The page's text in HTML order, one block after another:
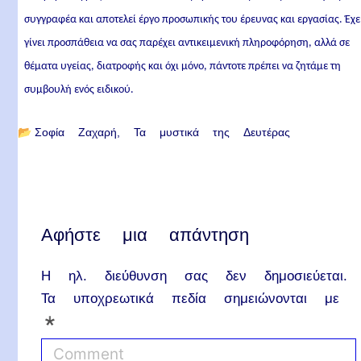
συγγραφέα και αποτελεί έργο προσωπικής του έρευνας και εργασίας.
γίνει προσπάθεια να σας παρέχει αντικειμενική πληροφόρηση, αλλά σε
θέματα υγείας, διατροφής και όχι μόνο, πάντοτε πρέπει να ζητάμε τη
συμβουλή ενός ειδικού.
📂 Σοφία Ζαχαρή Τα μυστικά της Δευτέρας
Αφήστε μια απάντηση
Η ηλ. διεύθυνση σας δεν δημοσιεύεται.
Τα υποχρεωτικά πεδία σημειώνονται με
*